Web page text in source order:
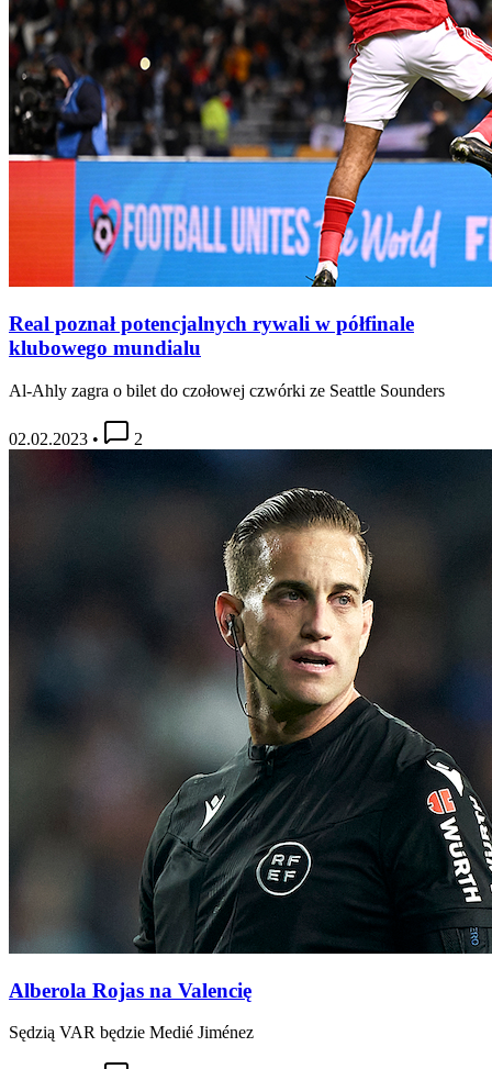
Real poznał potencjalnych rywali w półfinale
klubowego mundialu
Al-Ahly zagra o bilet do czołowej czwórki ze Seattle Sounders
02.02.2023 • 2
Alberola Rojas na Valencię
Sędzią VAR będzie Medié Jiménez